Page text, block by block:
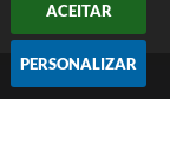
ACEITAR
PERSONALIZAR